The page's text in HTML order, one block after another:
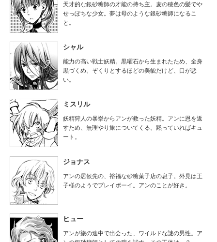
天才的な銀砂糖師の才能の持ち主。麦の穂色の髪でや
せっぽちな少女。夢は母のような銀砂糖師になるこ
と。
シャル
能力の高い戦士妖精。黒曜石から生まれたため、全身
黒づくめ。ぞくりとするほどの美貌だけど、口が悪
い。
ミスリル
妖精狩人の暴挙からアンが救った妖精。アンに恩を返
すため、無理やり旅についてくる。黙っていればキュ
ート。
ジョナス
アンの居候先の、裕福な砂糖菓子店の息子。外見は王
子様のようでプレイボーイ。アンのことが好き。
ヒュー
アンが旅の途中で出会った、ワイルドな謎の男性。ア